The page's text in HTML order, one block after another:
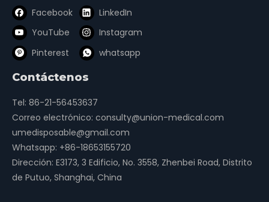
Facebook
LinkedIn
YouTube
Instagram
Pinterest
whatsapp
Contáctenos
Tel: 86-21-56453637
Correo electrónico: consulty@union-medical.com
umedisposable@gmail.com
Whatsapp: +86-18653155720
Dirección: E3173, 3 Edificio, No. 3558, Zhenbei Road, Distrito
de Putuo, Shanghai, China